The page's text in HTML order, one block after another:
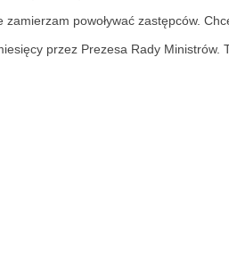
powoływać zastępców.
przez Prezesa Rady Ministrów.